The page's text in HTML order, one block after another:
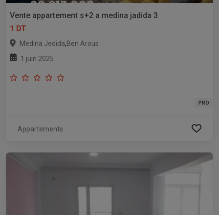
Vente appartement s+2 a medina jadida 3
1 DT
Medina Jedida,Ben Arous
1 juin 2025
PRO
Appartements